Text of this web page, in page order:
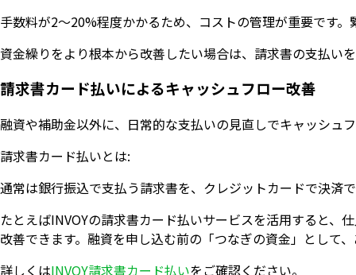
手数料が2〜20%程度かかるため、コストの管理が重要です
資金繰りをより根本から改善したい場合は、請求書の支払い
請求書カード払いによるキャッシュフロー改善
融資や補助金以外に、日常的な支払いの見直しでキャッシュ
請求書カード払いとは:
通常は銀行振込で支払う請求書を、クレジットカードで決済
たとえばINVOYの請求書カード払いサービスを活用すると
改善できます。融資を申し込む前の「つなぎの資金」として
詳しくはINVOY請求書カード払いをご確認ください。